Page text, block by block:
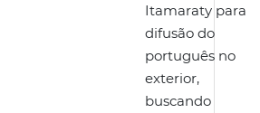
Itamaraty para
difusão do
português no
exterior,
buscando